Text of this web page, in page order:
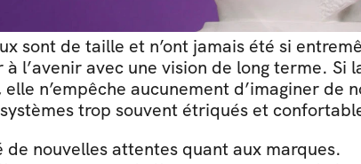
sont de taille et n’ont jamais été si
l’avenir avec une vision de long terme. Si
n’empêche aucunement d’imaginer de
trop souvent étriqués et
nouvelles attentes quant aux marques.